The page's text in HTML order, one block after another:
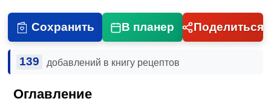
Сохранить В планер Поделиться
139 добавлений в книгу рецептов
Оглавление